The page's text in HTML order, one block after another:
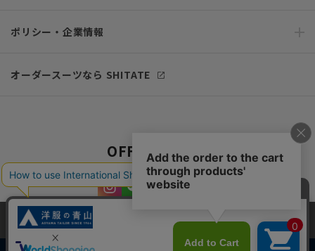
ポリシー・企業情報
オーダースーツなら SHITATE
OFFICIAL SNS
当サイトでは、快適な閲覧体験とコンテンツ改善のためにCookieを使用